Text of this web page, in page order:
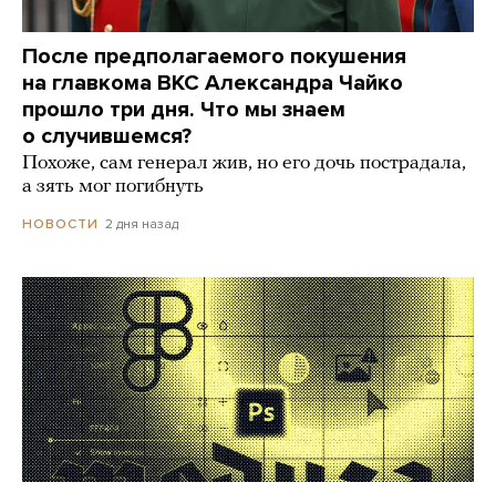
После предполагаемого покушения
на главкома ВКС Александра Чайко
прошло три дня. Что мы знаем
о случившемся?
Похоже, сам генерал жив, но его дочь пострадала,
а зять мог погибнуть
НОВОСТИ 2 дня назад